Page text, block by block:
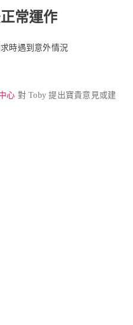
常運作
時遇到意外情況
心 對 Toby 提出寶貴意見或建